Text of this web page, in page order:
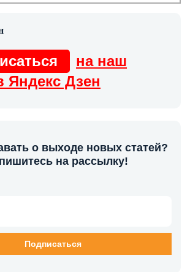
на наш
Яндекс Дзен
о выходе новых статей?
на рассылку!